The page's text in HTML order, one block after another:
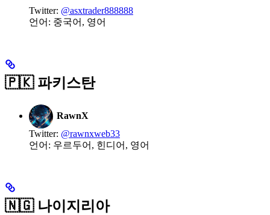
Twitter: @asxtrader888888
언어: 중국어, 영어
🇵🇰 파키스탄
RawnX
Twitter: @rawnxweb33
언어: 우르두어, 힌디어, 영어
🇳🇬 나이지리아